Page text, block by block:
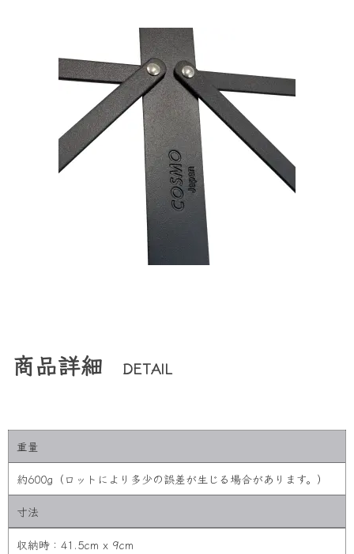
商品詳細 DETAIL
重量
約600g（ロットにより多少の誤差が生じる場合があります。）
寸法
収納時：41.5cm x 9cm